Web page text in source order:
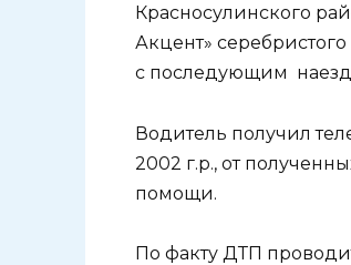
Красносулинского
Акцент»
с последующим
Водитель получил
2002 г.р., от
помощи.
По факту ДТП